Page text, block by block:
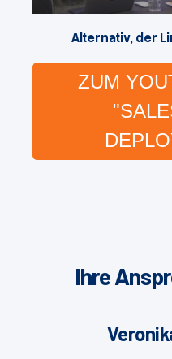
Alternativ, der
ZUM
Ihre